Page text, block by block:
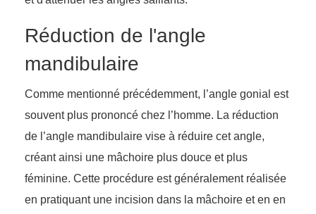
Réduction de l'angle
mandibulaire
Comme mentionné précédemment, l’angle gonial est
souvent plus prononcé chez l’homme. La réduction
de l’angle mandibulaire vise à réduire cet angle,
créant ainsi une mâchoire plus douce et plus
féminine. Cette procédure est généralement réalisée
en pratiquant une incision dans la mâchoire et en en